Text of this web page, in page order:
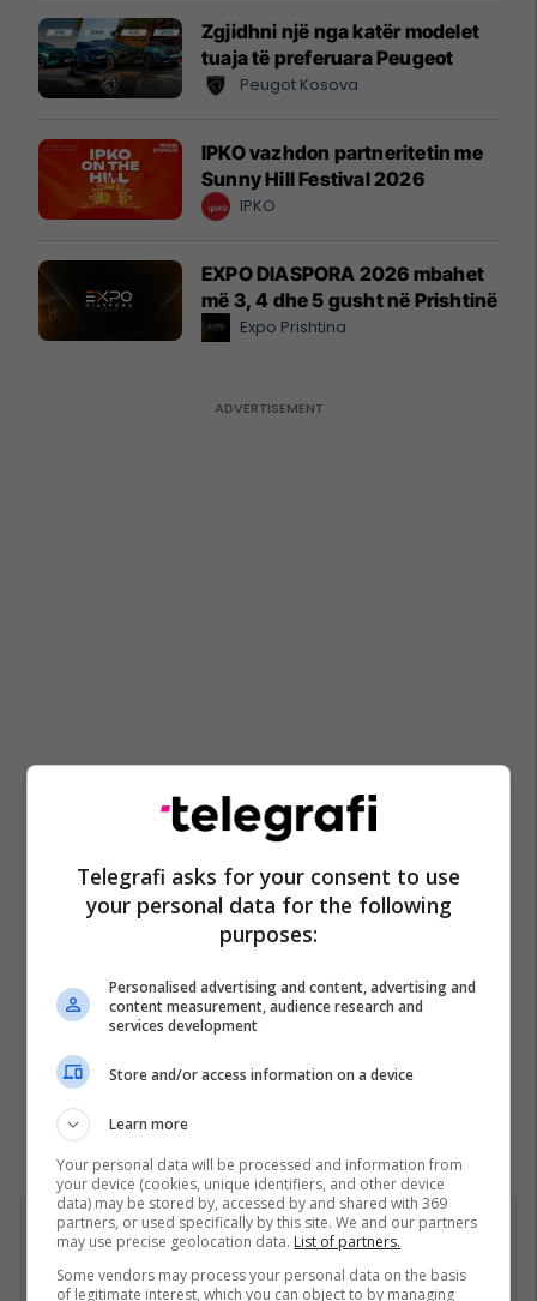
Zgjidhni një nga katër modelet
tuaja të preferuara Peugeot
Peugot Kosova
IPKO vazhdon partneritetin me
Sunny Hill Festival 2026
IPKO
EXPO DIASPORA 2026 mbahet
më 3, 4 dhe 5 gusht në Prishtinë
Expo Prishtina
Top 5
Fjalët e para të Joshuas
Telegrafi asks for your consent to use
your personal data for the following
purposes:
Personalised advertising and content, advertising and
content measurement, audience research and
services development
Store and/or access information on a device
Learn more
Your personal data will be processed and information from
your device (cookies, unique identifiers, and other device
data) may be stored by, accessed by and shared with 369
partners, or used specifically by this site. We and our partners
may use precise geolocation data. List of partners.
Some vendors may process your personal data on the basis
of legitimate interest, which you can object to by managing